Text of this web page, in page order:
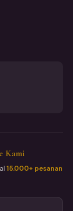
Kami
15.000+ pesanan